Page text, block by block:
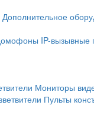
Дополнительное
IP-вызывные
Мониторы
Пульты